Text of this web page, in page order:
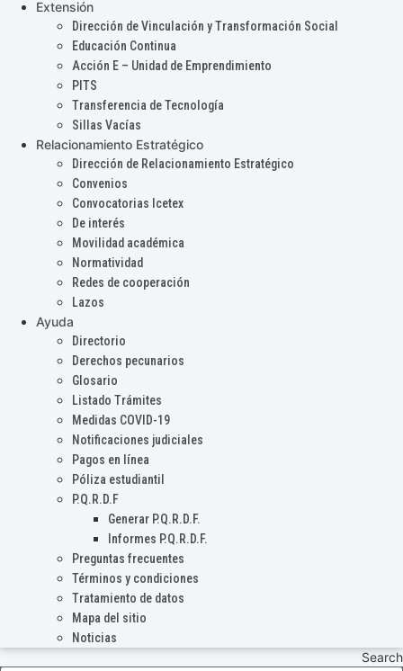
Extensión
Dirección de Vinculación y Transformación Social
Educación Continua
Acción E – Unidad de Emprendimiento
PITS
Transferencia de Tecnología
Sillas Vacías
Relacionamiento Estratégico
Dirección de Relacionamiento Estratégico
Convenios
Convocatorias Icetex
De interés
Movilidad académica
Normatividad
Redes de cooperación
Lazos
Ayuda
Directorio
Derechos pecunarios
Glosario
Listado Trámites
Medidas COVID-19
Notificaciones judiciales
Pagos en línea
Póliza estudiantil
P.Q.R.D.F
Generar P.Q.R.D.F.
Informes P.Q.R.D.F.
Preguntas frecuentes
Términos y condiciones
Tratamiento de datos
Mapa del sitio
Noticias
Search